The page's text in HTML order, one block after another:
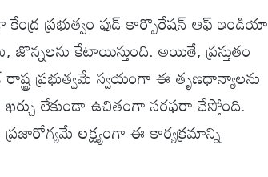
ప్రభుత్వం ఫుడ్ కార్పొరేషన్ ఆఫ్ ఇండియా
కేటాయిస్తుంది. అయితే, ప్రస్తుతం
ప్రభుత్వమే స్వయంగా ఈ తృణధాన్యాలను
ఖర్చు లేకుండా ఉచితంగా సరఫరా చేస్తోంది.
ప్రజారోగ్యమే లక్ష్యంగా ఈ కార్యక్రమాన్ని